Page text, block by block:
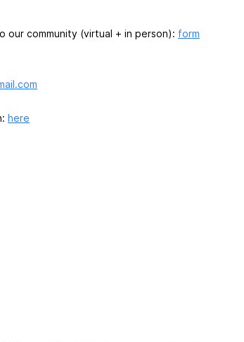
our community (virtual + in person): form
here